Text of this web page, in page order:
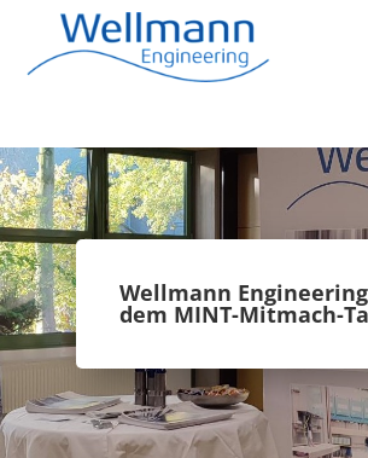
Wellmann
dem MINT-Mitmach-